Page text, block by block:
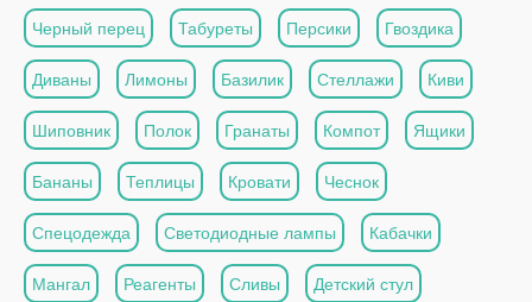
Черный перец Табуреты Персики Гвоздика
Диваны Лимоны Базилик Стеллажи Киви
Шиповник Полок Гранаты Компот Ящики
Бананы Теплицы Кровати Чеснок
Спецодежда Светодиодные лампы Кабачки
Мангал Реагенты Сливы Детский стул